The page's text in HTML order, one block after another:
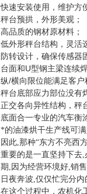
快速安装使用，维护方
秤台预拱，外形美观；
高品质的钢材原材料；
低外形秤台结构，灵活
防转设计，确保传感器
台面和 U型钢主梁连续
纵/横向限位能满足客
秤台底部应力部位没有
正交各向异性结构，秤
底面合一专业的汽车衡
*的油漆烘干生产线可
因此,那种“东方不亮西
重要的是一直坚持下去
期,因为经营环境好,销
日夜奔波,仅仅忙完分
在这个过程中，农机化